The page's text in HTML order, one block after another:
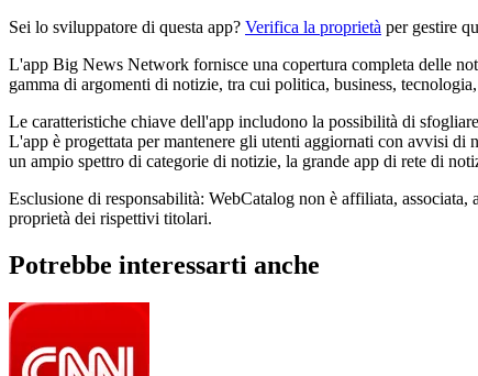
Sei lo sviluppatore di questa app? Verifica la proprietà per gestire
L'app Big News Network fornisce una copertura completa delle
gamma di argomenti di notizie, tra cui politica, business,
Le caratteristiche chiave dell'app includono la possibilità di
L'app è progettata per mantenere gli utenti aggiornati con avvisi
un ampio spettro di categorie di notizie, la grande app di rete di
Esclusione di responsabilità: WebCatalog non è affiliata,
proprietà dei rispettivi titolari.
Potrebbe interessarti anche